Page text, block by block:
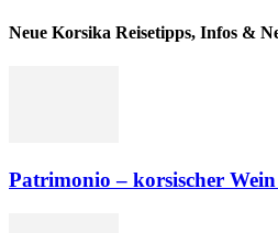
Neue Korsika Reisetipps, Infos &
Patrimonio – korsischer